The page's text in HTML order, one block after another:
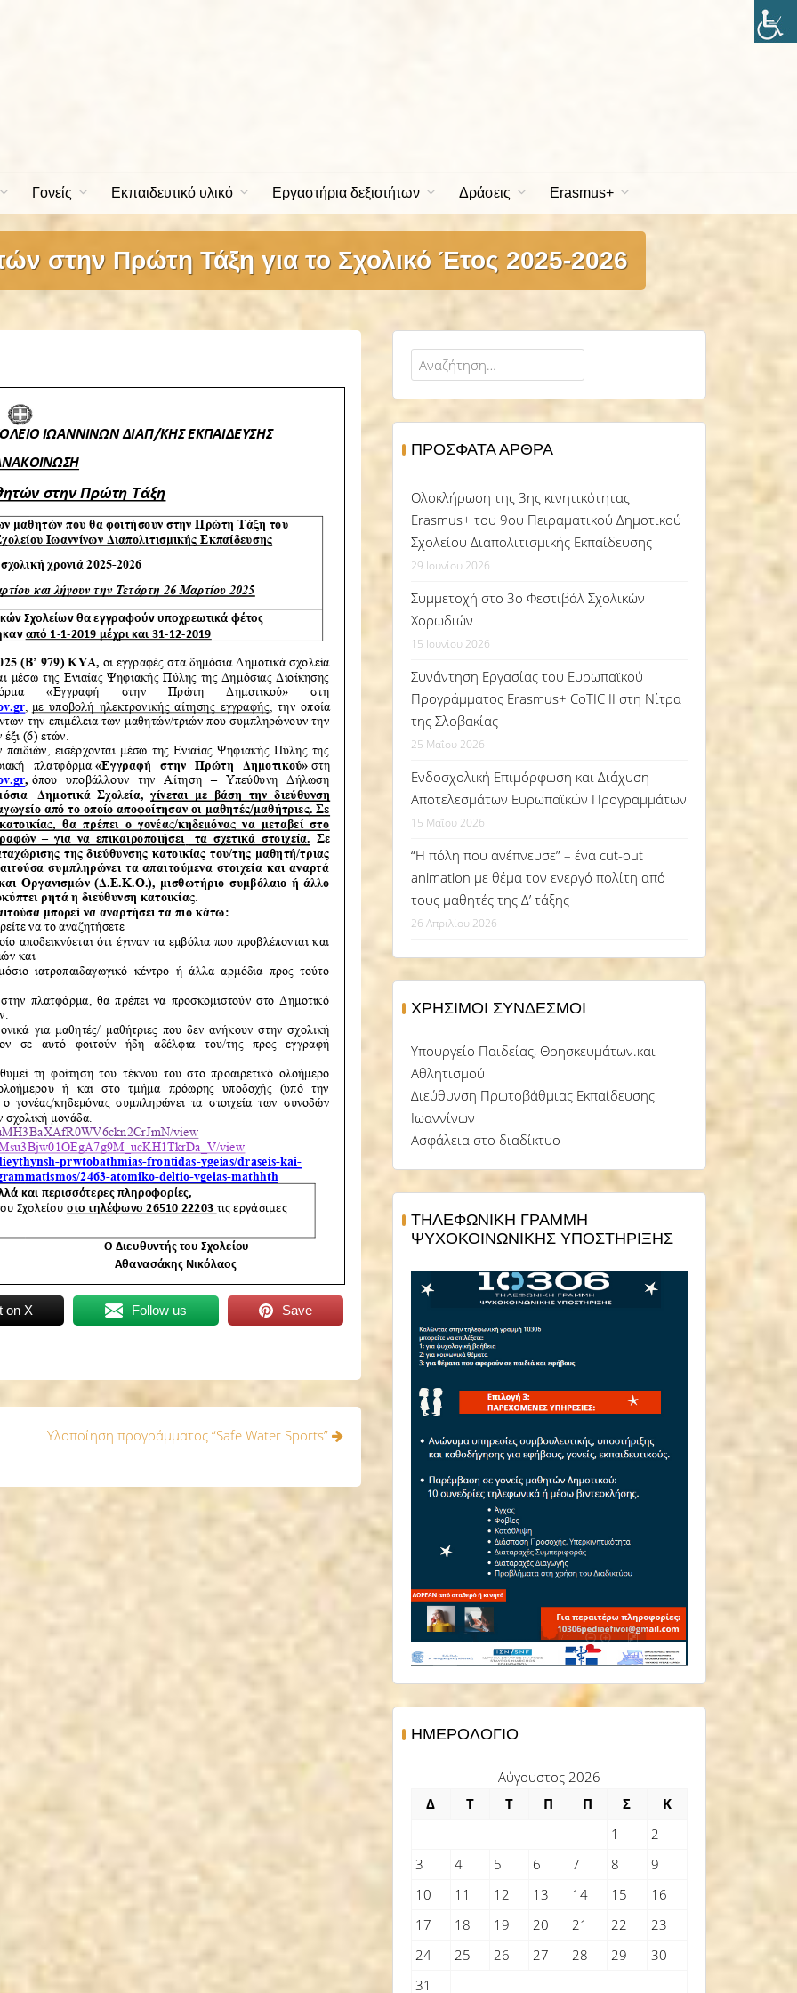
Γονείς Εκπαιδευτικό υλικό Εργαστήρια δεξιοτήτων Δράσεις Erasmus+
στην Πρώτη Τάξη για το Σχολικό Έτος 2025-2026
on X Follow us Save
Υλοποίηση προγράμματος “Safe Water Sports”
Αναζήτηση
για:
ΠΡΌΣΦΑΤΑ ΆΡΘΡΑ
Ολοκλήρωση της 3ης κινητικότητας
Erasmus+ του 9ου Πειραματικού Δημοτικού
Σχολείου Διαπολιτισμικής Εκπαίδευσης
29 Ιουνίου 2026
Συμμετοχή στο 3ο Φεστιβάλ Σχολικών
Χορωδιών
15 Ιουνίου 2026
Συνάντηση Εργασίας του Ευρωπαϊκού
Προγράμματος Erasmus+ CoTIC II στη Νίτρα
της Σλοβακίας
25 Μαΐου 2026
Ενδοσχολική Επιμόρφωση και Διάχυση
Αποτελεσμάτων Ευρωπαϊκών Προγραμμάτων
15 Μαΐου 2026
“Η πόλη που ανέπνευσε” – ένα cut-out
animation με θέμα τον ενεργό πολίτη από
τους μαθητές της Δ’ τάξης
26 Απριλίου 2026
ΧΡΉΣΙΜΟΙ ΣΎΝΔΕΣΜΟΙ
Υπουργείο Παιδείας, Θρησκευμάτων.και
Αθλητισμού
Διεύθυνση Πρωτοβάθμιας Εκπαίδευσης
Ιωαννίνων
Ασφάλεια στο διαδίκτυο
ΤΗΛΕΦΩΝΙΚΗ ΓΡΑΜΜΗ
ΨΥΧΟΚΟΙΝΩΝΙΚΗΣ ΥΠΟΣΤΗΡΙΞΗΣ
ΗΜΕΡΟΛΌΓΙΟ
Αύγουστος 2026
Δ
Τ Τ Π Π Σ
Κ
1
2
3
4 5 6 7 8
9
10
11 12 13 14 15
16
17
18 19 20 21 22
23
24
25 26 27 28 29
30
31